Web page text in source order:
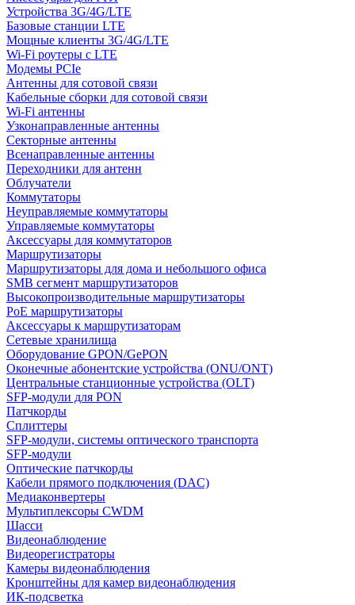
Устройства 3G/4G/LTE
Базовые станции LTE
Мощные клиенты 3G/4G/LTE
Wi-Fi роутеры с LTE
Модемы PCIe
Антенны для сотовой связи
Кабельные сборки для сотовой связи
Wi-Fi антенны
Узконаправленные антенны
Секторные антенны
Всенаправленные антенны
Переходники для антенн
Облучатели
Коммутаторы
Неуправляемые коммутаторы
Управляемые коммутаторы
Аксессуары для коммутаторов
Маршрутизаторы
Маршрутизаторы для дома и небольшого офиса
SMB сегмент маршрутизаторов
Высокопроизводительные маршрутизаторы
PoE маршрутизаторы
Аксессуары к маршрутизаторам
Сетевые хранилища
Оборудование GPON/GePON
Оконечные абонентские устройства (ONU/ONT)
Центральные станционные устройства (OLT)
SFP-модули для PON
Патчкорды
Сплиттеры
SFP-модули, системы оптического транспорта
SFP-модули
Оптические патчкорды
Кабели прямого подключения (DAC)
Медиаконвертеры
Мультиплексоры CWDM
Шасси
Видеонаблюдение
Видеорегистраторы
Камеры видеонаблюдения
Кронштейны для камер видеонаблюдения
ИК-подсветка